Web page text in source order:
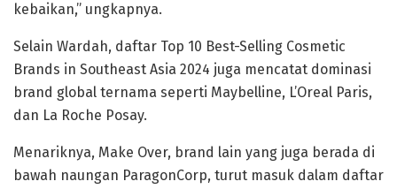
kebaikan,” ungkapnya.
Selain Wardah, daftar Top 10 Best-Selling Cosmetic
Brands in Southeast Asia 2024 juga mencatat dominasi
brand global ternama seperti Maybelline, L’Oreal Paris,
dan La Roche Posay.
Menariknya, Make Over, brand lain yang juga berada di
bawah naungan ParagonCorp, turut masuk dalam daftar